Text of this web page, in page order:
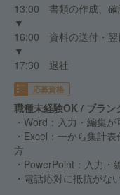
13:00 書類の作成、確
▼
16:00 資料の送付・翌
▼
17:30 退社
応募資格
職種未経験OK / ブラン
・Word：入力・編集
・Excel：一から集計
方
・PowerPoint：入力・
・電話応対に抵抗がな